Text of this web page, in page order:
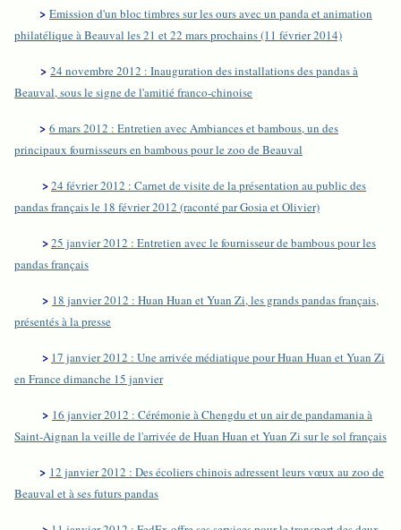
> Emission d'un bloc timbres sur les ours avec un panda et animation
philatélique à Beauval les 21 et 22 mars prochains (11 février 2014)
> 24 novembre 2012 : Inauguration des installations des pandas à
Beauval, sous le signe de l'amitié franco-chinoise
> 6 mars 2012 : Entretien avec Ambiances et bambous, un des
principaux fournisseurs en bambous pour le zoo de Beauval
>24 février 2012 : Carnet de visite de la présentation au public des
pandas français le 18 février 2012 (raconté par Gosia et Olivier)
>25 janvier 2012 : Entretien avec le fournisseur de bambous pour les
pandas français
> 18 janvier 2012 : Huan Huan et Yuan Zi, les grands pandas français,
présentés à la presse
> 17 janvier 2012 : Une arrivée médiatique pour Huan Huan et Yuan Zi
en France dimanche 15 janvier
> 16 janvier 2012 : Cérémonie à Chengdu et un air de pandamania à
Saint-Aignan la veille de l'arrivée de Huan Huan et Yuan Zi sur le sol français
> 12 janvier 2012 : Des écoliers chinois adressent leurs vœux au zoo de
Beauval et à ses futurs pandas